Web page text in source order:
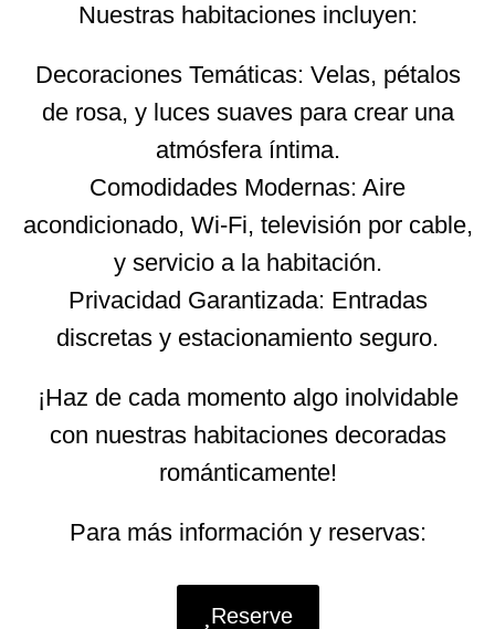
Nuestras habitaciones incluyen:
Decoraciones Temáticas: Velas, pétalos
de rosa, y luces suaves para crear una
atmósfera íntima.
Comodidades Modernas: Aire
acondicionado, Wi-Fi, televisión por cable,
y servicio a la habitación.
Privacidad Garantizada: Entradas
discretas y estacionamiento seguro.
¡Haz de cada momento algo inolvidable
con nuestras habitaciones decoradas
románticamente!
Para más información y reservas:
Reserve